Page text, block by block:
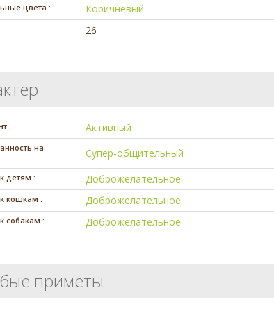
цвета : Коричневый
26
: Активный
на
Супер-общительный
детям : Доброжелательное
кошкам : Доброжелательное
собакам : Доброжелательное
приметы